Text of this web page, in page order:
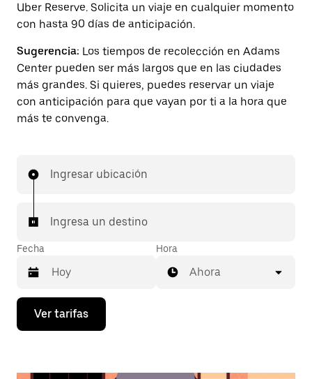
Uber Reserve. Solicita un viaje en cualquier momento
con hasta 90 días de anticipación.
Sugerencia: Los tiempos de recolección en Adams
Center pueden ser más largos que en las ciudades
más grandes. Si quieres, puedes reservar un viaje
con anticipación para que vayan por ti a la hora que
más te convenga.
Ingresar ubicación
Ingresa un destino
Fecha
Presiona
flecha
Hora
Ahora
Ver tarifas